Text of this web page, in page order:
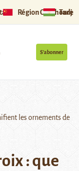
Région Ouïghoure
S’abonner
les ornements de
: que